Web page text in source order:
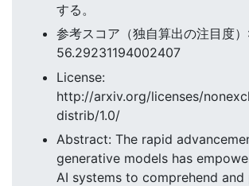
する。
参考スコア（独自算出の注目度）:
56.29231194002407
License:
http://arxiv.org/licenses/
distrib/1.0/
Abstract: The rapid
generative models has
AI systems to comprehend and